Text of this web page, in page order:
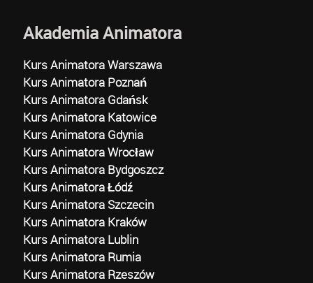
Akademia Animatora
Kurs Animatora Warszawa
Kurs Animatora Poznań
Kurs Animatora Gdańsk
Kurs Animatora Katowice
Kurs Animatora Gdynia
Kurs Animatora Wrocław
Kurs Animatora Bydgoszcz
Kurs Animatora Łódź
Kurs Animatora Szczecin
Kurs Animatora Kraków
Kurs Animatora Lublin
Kurs Animatora Rumia
Kurs Animatora Rzeszów